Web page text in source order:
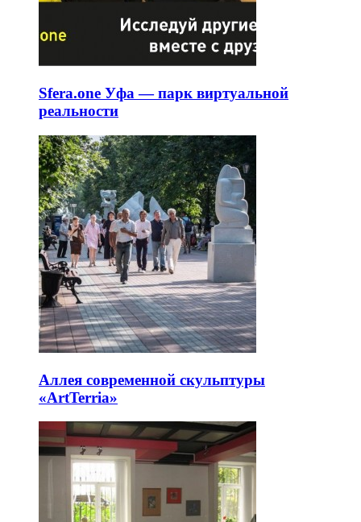
Sfera.one Уфа — парк виртуальной
реальности
Аллея современной скульптуры
«ArtTerria»